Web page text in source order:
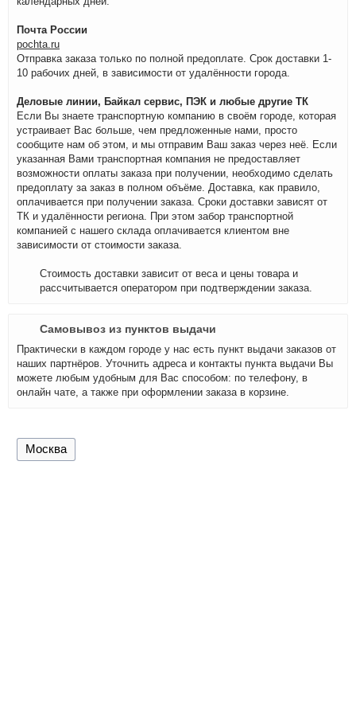
Почта России
pochta.ru
Отправка заказа только по полной предоплате. Срок доставки 1-
10 рабочих дней, в зависимости от удалённости города.
Деловые линии, Байкал сервис, ПЭК и любые другие ТК
Если Вы знаете транспортную компанию в своём городе, которая
устраивает Вас больше, чем предложенные нами, просто
сообщите нам об этом, и мы отправим Ваш заказ через неё. Если
указанная Вами транспортная компания не предоставляет
возможности оплаты заказа при получении, необходимо сделать
предоплату за заказ в полном объёме. Доставка, как правило,
оплачивается при получении заказа. Сроки доставки зависят от
ТК и удалённости региона. При этом забор транспортной
компанией с нашего склада оплачивается клиентом вне
зависимости от стоимости заказа.
Стоимость доставки зависит от веса и цены товара и
рассчитывается оператором при подтверждении заказа.
Самовывоз из пунктов выдачи
Практически в каждом городе у нас есть пункт выдачи заказов от
наших партнёров. Уточнить адреса и контакты пункта выдачи Вы
можете любым удобным для Вас способом: по телефону, в
онлайн чате, а также при оформлении заказа в корзине.
Москва